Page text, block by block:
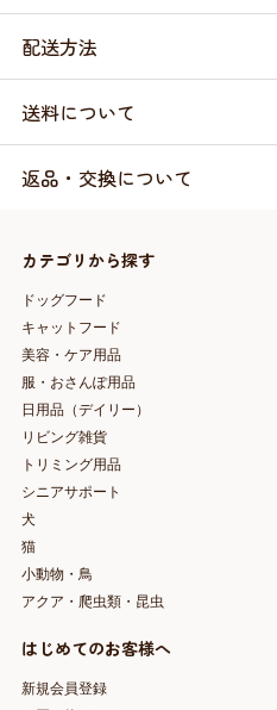
配送方法
送料について
返品・交換について
カテゴリから探す
ドッグフード
キャットフード
美容・ケア用品
服・おさんぽ用品
日用品（デイリー）
リビング雑貨
トリミング用品
シニアサポート
犬
猫
小動物・鳥
アクア・爬虫類・昆虫
はじめてのお客様へ
新規会員登録